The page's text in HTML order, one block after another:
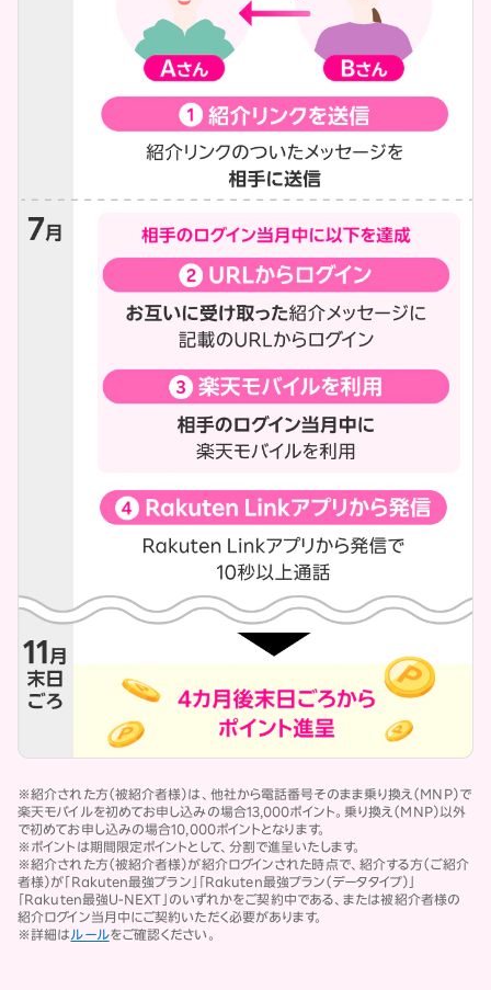
※紹介された方（被紹介者様）は、他社から電話番号そのまま乗り換え（MNP）で
楽天モバイルを初めてお申し込みの場合13,000ポイント。乗り換え（MNP）以外
で初めてお申し込みの場合10,000ポイントとなります。
※ポイントは期間限定ポイントとして、分割で進呈いたします。
※紹介された方（被紹介者様）が紹介ログインされた時点で、紹介する方（ご紹介
者様）が「Rakuten最強プラン」「Rakuten最強プラン（データタイプ）」
「Rakuten最強U-NEXT」のいずれかをご契約中である、または被紹介者様の
紹介ログイン当月中にご契約いただく必要があります。
※詳細は ルールをご確認ください。